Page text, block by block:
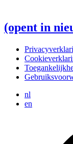
(opent in
nl
en